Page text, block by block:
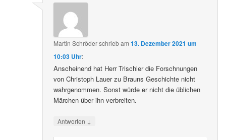
Martin Schröderschriebam13. Dezember 2021 um
10:03 Uhr:
Anscheinend hat Herr Trischler die Forschnungen
von Christoph Lauer zu Brauns Geschichte nicht
wahrgenommen. Sonst würde er nicht die üblichen
Märchen über ihn verbreiten.
Antworten ↓